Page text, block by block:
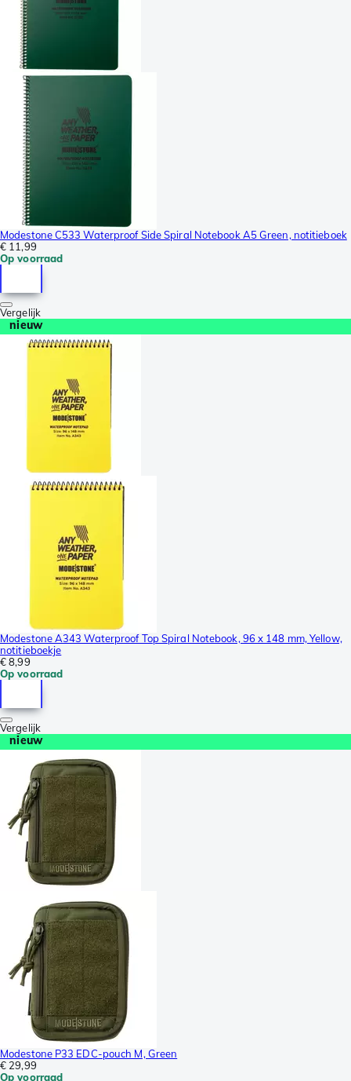
Modestone C533 Waterproof Side Spiral Notebook A5 Green, notitieboek
€ 11,99
Op voorraad
Vergelijk
nieuw
Modestone A343 Waterproof Top Spiral Notebook, 96 x 148 mm, Yellow,
notitieboekje
€ 8,99
Op voorraad
Vergelijk
nieuw
Modestone P33 EDC-pouch M, Green
€ 29,99
Op voorraad